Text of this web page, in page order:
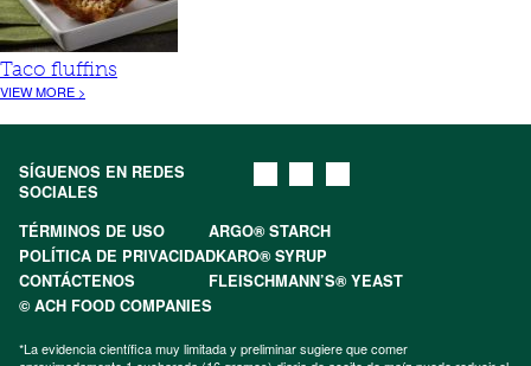
Taco fluffins
VIEW MORE >
SÍGUENOS EN REDES
SOCIALES
TÉRMINOS DE USO
ARGO® STARCH
POLÍTICA DE PRIVACIDADKARO® SYRUP
CONTÁCTENOS
FLEISCHMANN’S® YEAST
© ACH FOOD COMPANIES
*La evidencia científica muy limitada y preliminar sugiere que comer